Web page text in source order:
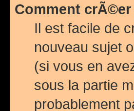
Comment
Il est facile de
nouveau sujet
(si vous en
sous la partie
probablement